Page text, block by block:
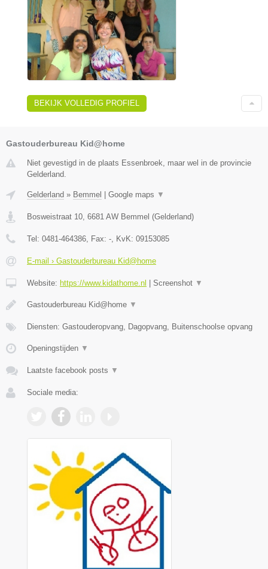
BEKIJK VOLLEDIG PROFIEL
Gastouderbureau Kid@home
Niet gevestigd in de plaats Essenbroek, maar wel in de provincie
Gelderland.
Gelderland » Bemmel | Google maps ▼
Bosweistraat 10 6681 AW Bemmel (Gelderland)
Tel: 0481-464386 , Fax: - , KvK: 09153085
E-mail › Gastouderbureau Kid@home
Website: https://www.kidathome.nl | Screenshot ▼
Gastouderbureau Kid@home ▼
Diensten: Gastouderopvang, Dagopvang, Buitenschoolse opvang
Openingstijden ▼
Laatste facebook posts ▼
Sociale media: